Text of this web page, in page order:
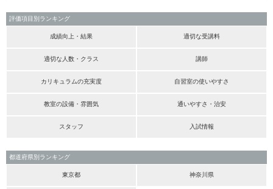
評価項目別ランキング
成績向上・結果 適切な受講料
適切な人数・クラス 講師
カリキュラムの充実度 自習室の使いやすさ
教室の設備・雰囲気 通いやすさ・治安
スタッフ 入試情報
都道府県別ランキング
東京都 神奈川県